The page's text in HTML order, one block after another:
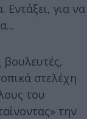
Εντάξει, για να
βουλευτές,
στελέχη
του
την